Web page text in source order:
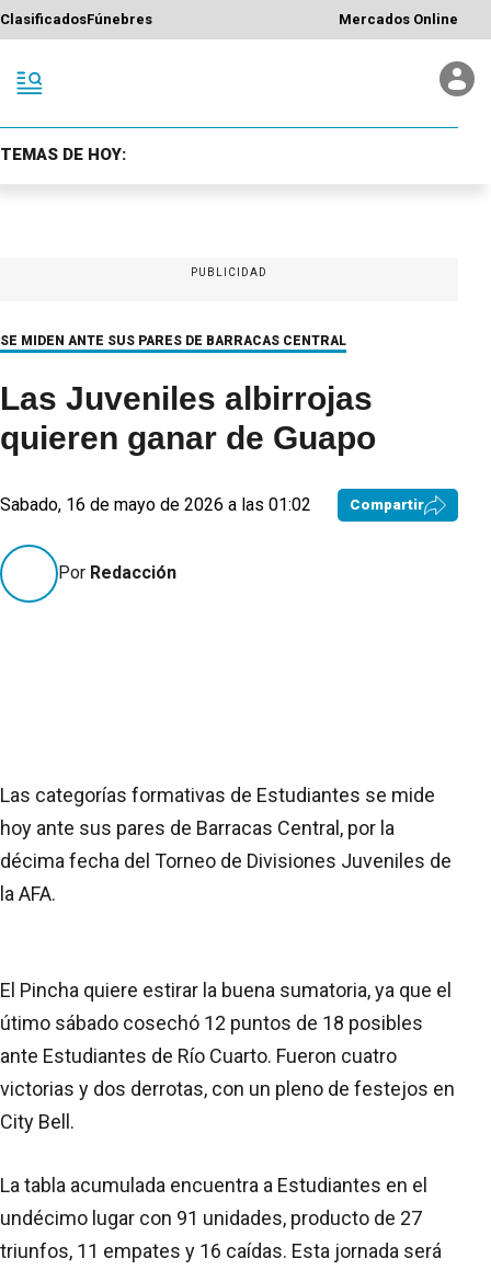
ClasificadosFúnebres Mercados Online
TEMAS DE HOY:
PUBLICIDAD
SE MIDEN ANTE SUS PARES DE BARRACAS CENTRAL
Las Juveniles albirrojas
quieren ganar de Guapo
Sabado, 16 de mayo de 2026 a las 01:02 Compartir
Por Redacción
Las categorías formativas de Estudiantes se mide
hoy ante sus pares de Barracas Central, por la
décima fecha del Torneo de Divisiones Juveniles de
la AFA.
El Pincha quiere estirar la buena sumatoria, ya que el
útimo sábado cosechó 12 puntos de 18 posibles
ante Estudiantes de Río Cuarto. Fueron cuatro
victorias y dos derrotas, con un pleno de festejos en
City Bell.
La tabla acumulada encuentra a Estudiantes en el
undécimo lugar con 91 unidades, producto de 27
triunfos, 11 empates y 16 caídas. Esta jornada será